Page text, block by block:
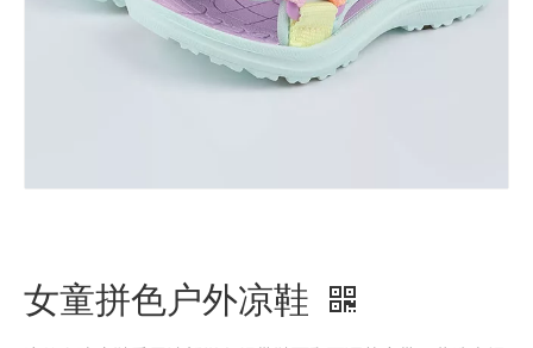
女童拼色户外凉鞋